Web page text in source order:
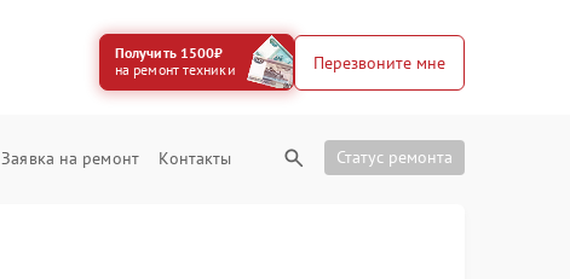
Получить 1500₽
на ремонт техники
Перезвоните мне
Заявка на ремонт Контакты Статус ремонта